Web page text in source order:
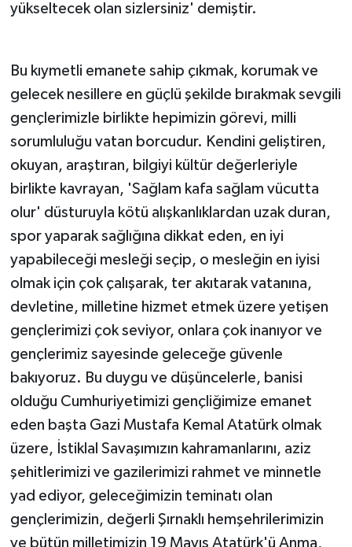
yükseltecek olan sizlersiniz' demiştir.
Bu kıymetli emanete sahip çıkmak, korumak ve
gelecek nesillere en güçlü şekilde bırakmak sevgili
gençlerimizle birlikte hepimizin görevi, milli
sorumluluğu vatan borcudur. Kendini geliştiren,
okuyan, araştıran, bilgiyi kültür değerleriyle
birlikte kavrayan, 'Sağlam kafa sağlam vücutta
olur' düsturuyla kötü alışkanlıklardan uzak duran,
spor yaparak sağlığına dikkat eden, en iyi
yapabileceği mesleği seçip, o mesleğin en iyisi
olmak için çok çalışarak, ter akıtarak vatanına,
devletine, milletine hizmet etmek üzere yetişen
gençlerimizi çok seviyor, onlara çok inanıyor ve
gençlerimiz sayesinde geleceğe güvenle
bakıyoruz. Bu duygu ve düşüncelerle, banisi
olduğu Cumhuriyetimizi gençliğimize emanet
eden başta Gazi Mustafa Kemal Atatürk olmak
üzere, İstiklal Savaşımızın kahramanlarını, aziz
şehitlerimizi ve gazilerimizi rahmet ve minnetle
yad ediyor, geleceğimizin teminatı olan
gençlerimizin, değerli Şırnaklı hemşehrilerimizin
ve bütün milletimizin 19 Mayıs Atatürk'ü Anma,